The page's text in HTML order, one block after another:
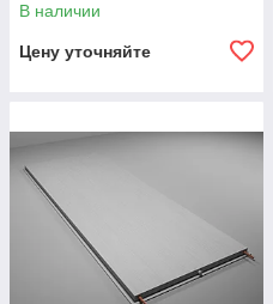
В наличии
Цену уточняйте